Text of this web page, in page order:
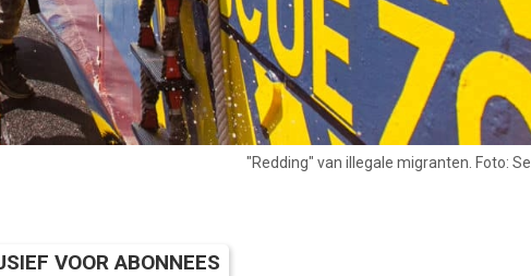
"Redding" van illegale migranten. Foto:
VOOR ABONNEES